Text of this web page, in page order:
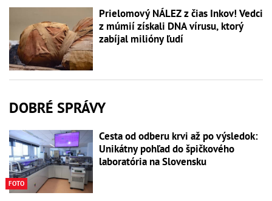
Prielomový NÁLEZ z čias Inkov! Vedci
z múmií získali DNA vírusu, ktorý
zabíjal milióny ľudí
DOBRÉ SPRÁVY
FOTO
Cesta od odberu krvi až po výsledok:
Unikátny pohľad do špičkového
laboratória na Slovensku